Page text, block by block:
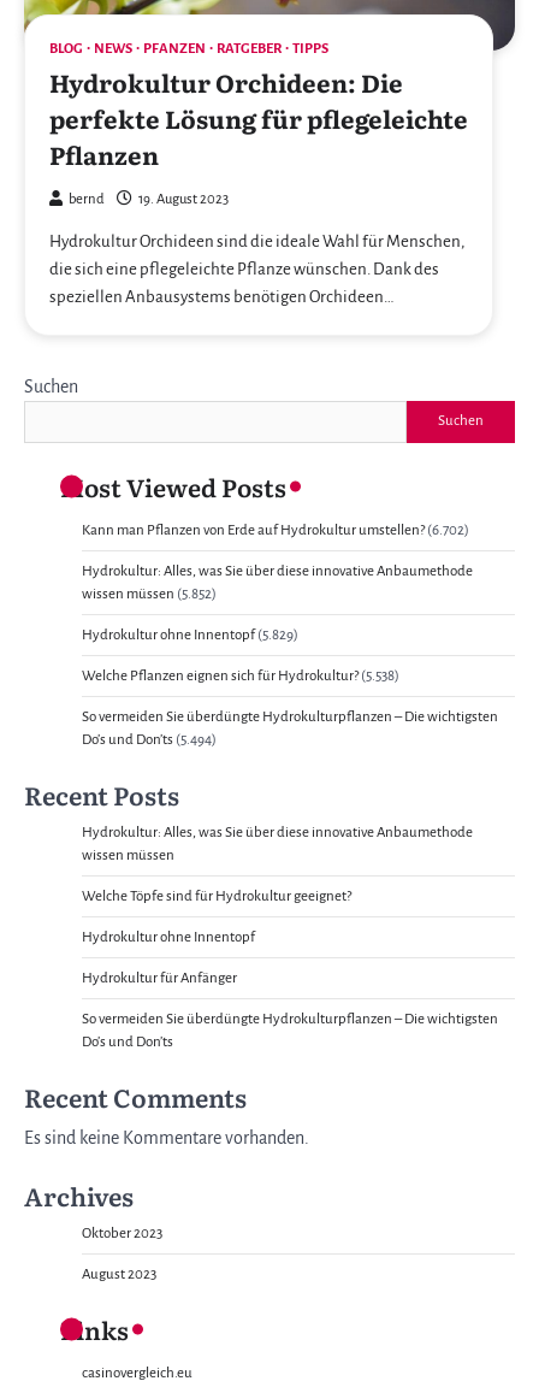
BLOG NEWS PFANZEN RATGEBER TIPPS
Hydrokultur Orchideen: Die
perfekte Lösung für pflegeleichte
Pflanzen
bernd 19. August 2023
Hydrokultur Orchideen sind die ideale Wahl für Menschen,
die sich eine pflegeleichte Pflanze wünschen. Dank des
speziellen Anbausystems benötigen Orchideen…
Suchen
Suchen
Most Viewed Posts
Kann man Pflanzen von Erde auf Hydrokultur umstellen? (6.702)
Hydrokultur: Alles, was Sie über diese innovative Anbaumethode
wissen müssen (5.852)
Hydrokultur ohne Innentopf (5.829)
Welche Pflanzen eignen sich für Hydrokultur? (5.538)
So vermeiden Sie überdüngte Hydrokulturpflanzen – Die wichtigsten
Do’s und Don’ts (5.494)
Recent Posts
Hydrokultur: Alles, was Sie über diese innovative Anbaumethode
wissen müssen
Welche Töpfe sind für Hydrokultur geeignet?
Hydrokultur ohne Innentopf
Hydrokultur für Anfänger
So vermeiden Sie überdüngte Hydrokulturpflanzen – Die wichtigsten
Do’s und Don’ts
Recent Comments
Es sind keine Kommentare vorhanden.
Archives
Oktober 2023
August 2023
Links
casinovergleich.eu